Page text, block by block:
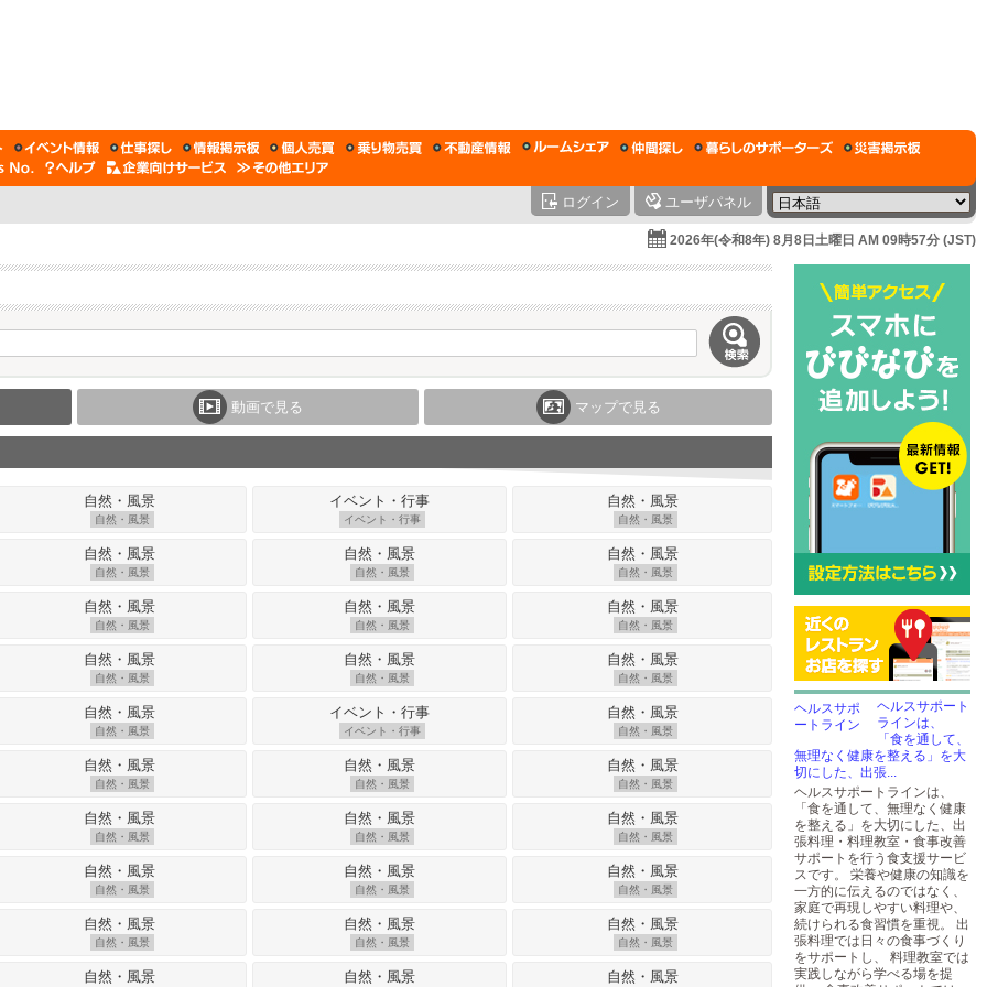
ログイン ユーザパネル
2026年(令和8年) 8月8日土曜日 AM 09時57分 (JST)
動画で見る マップで見る
自然・風景
自然・風景
自然・風景
自然・風景
自然・風景
自然・風景
自然・風景
自然・風景
自然・風景
イベント・行事
自然・風景
自然・風景
自然・風景
イベント・行事
自然・風景
自然・風景
自然・風景
自然・風景
自然・風景
自然・風景
自然・風景
自然・風景
自然・風景
自然・風景
自然・風景
自然・風景
自然・風景
ヘルスサポート
ラインは、
「食を通して、
無理なく健康を整える」を大
切にした、出張...
ヘルスサポートラインは、
「食を通して、無理なく健康
を整える」を大切にした、出
張料理・料理教室・食事改善
サポートを行う食支援サービ
スです。 栄養や健康の知識を
一方的に伝えるのではなく、
家庭で再現しやすい料理や、
続けられる食習慣を重視。 出
張料理では日々の食事づくり
をサポートし、 料理教室では
実践しながら学べる場を提